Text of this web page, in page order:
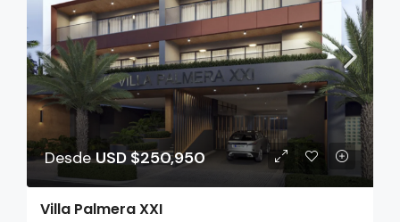
DesdeUSD $250,950
Villa Palmera XXI